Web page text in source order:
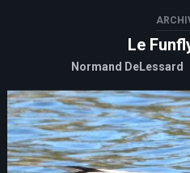
Le
Normand DeLessard